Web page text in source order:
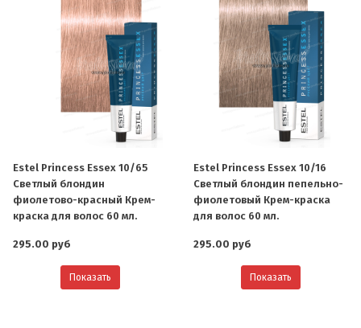
Estel Princess Essex 10/65
Светлый блондин
фиолетово-красный Крем-
краска для волос 60 мл.
295.00 руб
Показать
Estel Princess Essex 10/16
Светлый блондин пепельно-
фиолетовый Крем-краска
для волос 60 мл.
295.00 руб
Показать